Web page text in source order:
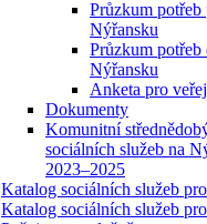
Průzkum potřeb
Nýřansku
Průzkum potřeb
Nýřansku
Anketa pro
Dokumenty
Komunitní
sociálních služeb na
2023–2025
Katalog sociálních služeb
Katalog sociálních služeb